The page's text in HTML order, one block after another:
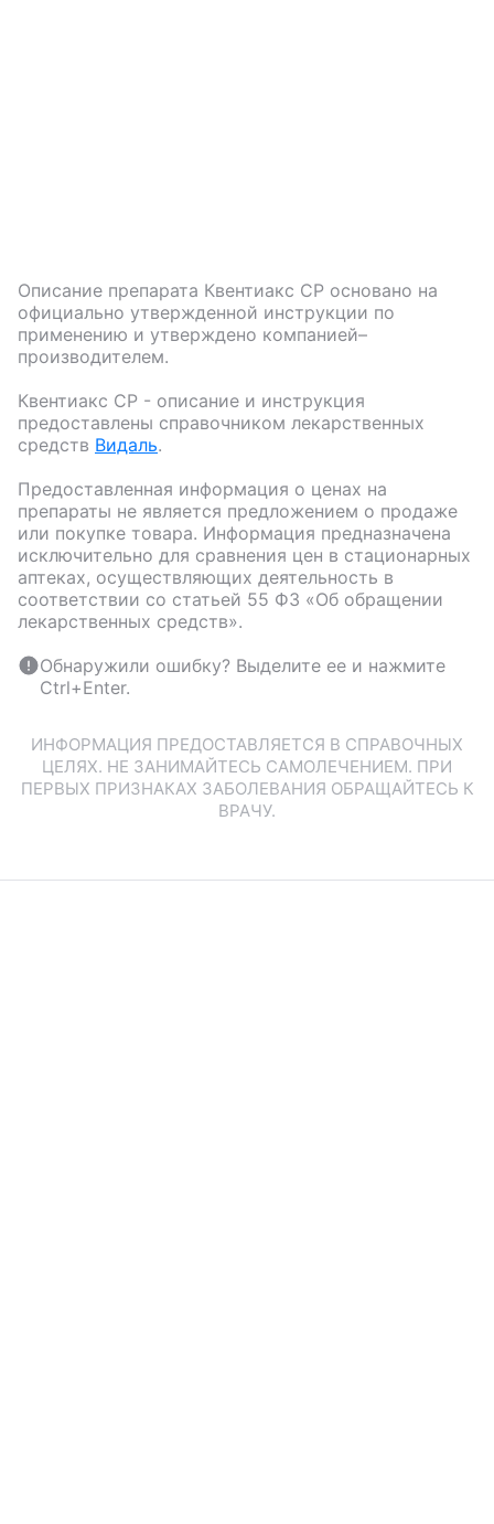
Описание препарата Квентиакс СР основано на
официально утвержденной инструкции по
применению и утверждено компанией–
производителем.
Квентиакс СР - описание и инструкция
предоставлены справочником лекарственных
средств Видаль.
Предоставленная информация о ценах на
препараты не является предложением о продаже
или покупке товара. Информация предназначена
исключительно для сравнения цен в стационарных
аптеках, осуществляющих деятельность в
соответствии со статьей 55 ФЗ «Об обращении
лекарственных средств».
Обнаружили ошибку? Выделите ее и нажмите
Ctrl+Enter.
ИНФОРМАЦИЯ ПРЕДОСТАВЛЯЕТСЯ В СПРАВОЧНЫХ
ЦЕЛЯХ. НЕ ЗАНИМАЙТЕСЬ САМОЛЕЧЕНИЕМ. ПРИ
ПЕРВЫХ ПРИЗНАКАХ ЗАБОЛЕВАНИЯ ОБРАЩАЙТЕСЬ К
ВРАЧУ.